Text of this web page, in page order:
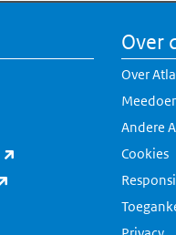
Over
Over
Andere
Cookies